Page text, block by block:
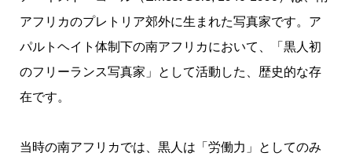
アフリカのプレトリア郊外に生まれた写真家です。ア
パルトヘイト体制下の南アフリカにおいて、「黒人初
のフリーランス写真家」として活動した、歴史的な存
在です。
当時の南アフリカでは、黒人は「労働力」としてのみ